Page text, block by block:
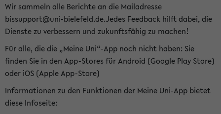
Wir sammeln alle Berichte an die Mailadresse
bissupport@uni-bielefeld.de.Jedes Feedback hilft dabei, die
Dienste zu verbessern und zukunftsfähig zu machen!
Für alle, die die „Meine Uni“-App noch nicht haben: Sie
finden Sie in den App-Stores für Android (Google Play Store)
oder iOS (Apple App-Store)
Informationen zu den Funktionen der Meine Uni-App bietet
diese Infoseite: